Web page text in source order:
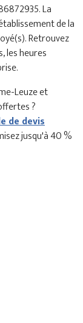
La
de la
Retrouvez
les heures
Leuze et
?
de devis
jusqu'à 40 %